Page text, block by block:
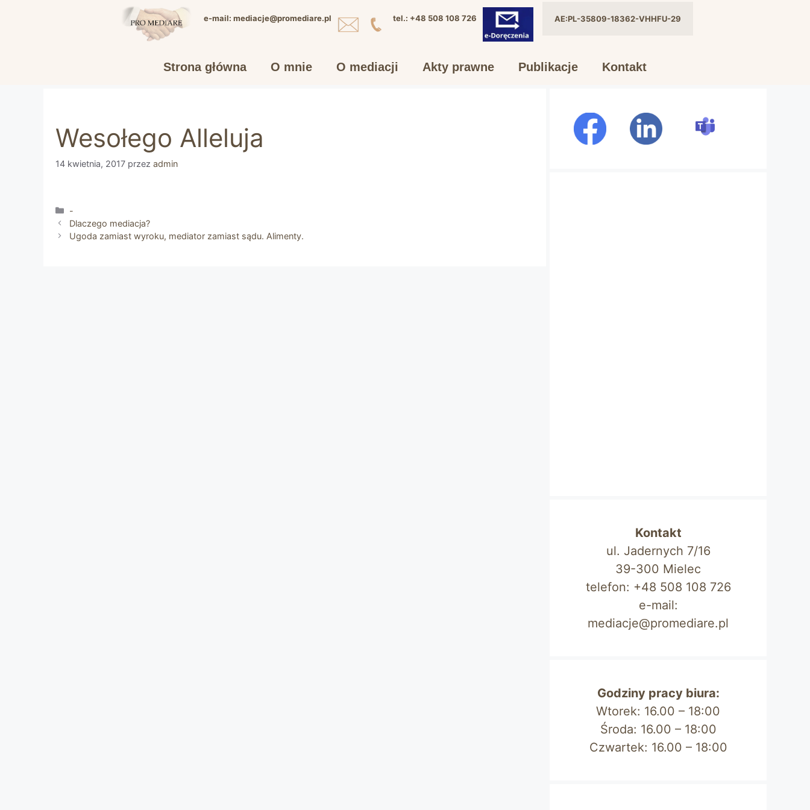
e-mail: mediacje@promediare.pl tel.: +48 508 108 726 AE:PL-35809-18362-VHHFU-29
Strona główna O mnie O mediacji Akty prawne Publikacje Kontakt
Wesołego Alleluja
14 kwietnia, 2017 przez admin
Kategorie
-
Dlaczego mediacja?
Ugoda zamiast wyroku, mediator zamiast sądu. Alimenty.
Kontakt
ul. Jadernych 7/16
39-300 Mielec
telefon: +48 508 108 726
e-mail:
mediacje@promediare.pl
Godziny pracy biura:
Wtorek: 16.00 – 18:00
Środa: 16.00 – 18:00
Czwartek: 16.00 – 18:00